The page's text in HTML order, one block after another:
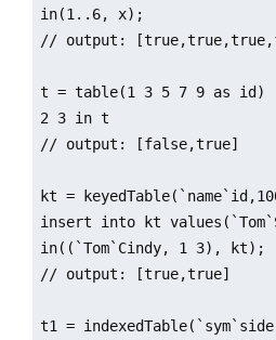
in(1..6, x);
// output:
t = table(1 3 5 7 9 as id)
2 3 in t
// output: [false,true]
kt =
insert into kt
in((`Tom`Cindy, 1 3), kt);
// output: [true,true]
t1 =